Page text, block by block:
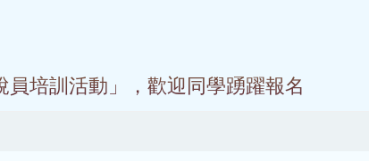
員培訓活動」，歡迎同學踴躍報名